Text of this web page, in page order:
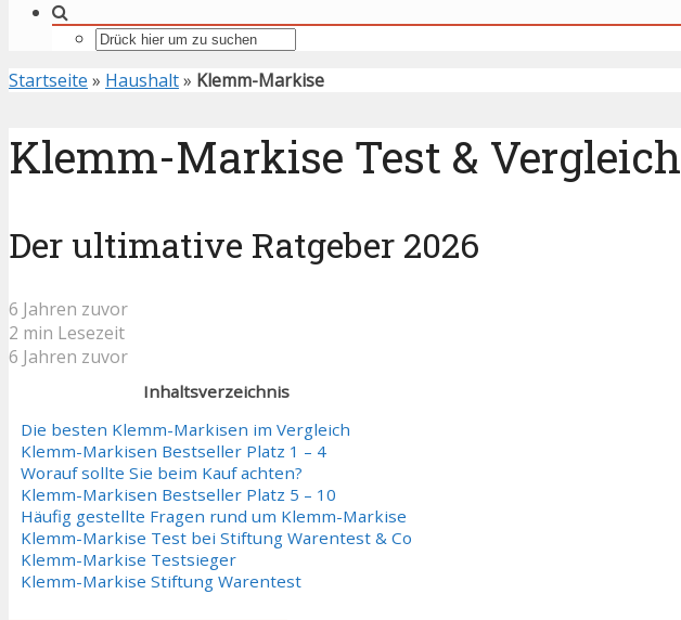
Startseite » Haushalt» Klemm-Markise
Klemm-Markise Test & Vergleich
Der ultimative Ratgeber 2026
6 Jahren zuvor
2 min Lesezeit
6 Jahren zuvor
Inhaltsverzeichnis
Die besten Klemm-Markisen im Vergleich
Klemm-Markisen Bestseller Platz 1 – 4
Worauf sollte Sie beim Kauf achten?
Klemm-Markisen Bestseller Platz 5 – 10
Häufig gestellte Fragen rund um Klemm-Markise
Klemm-Markise Test bei Stiftung Warentest & Co
Klemm-Markise Testsieger
Klemm-Markise Stiftung Warentest